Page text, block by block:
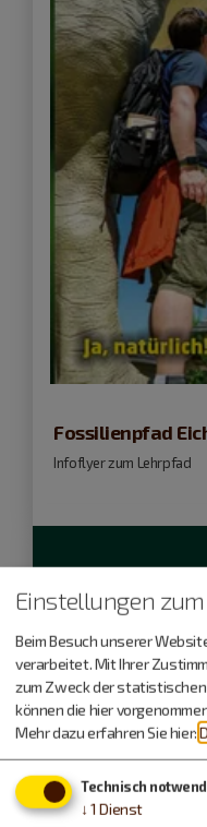
Fossilienpfad
Infoflyer zum Lehrpfad
Übernachten
Einstellungen
Beim Besuch unserer
verarbeitet. Mit Ihrer
zum Zweck der
können die hier
Mehr dazu erfahren Sie hier:
Technisch
↓ 1 Dienst